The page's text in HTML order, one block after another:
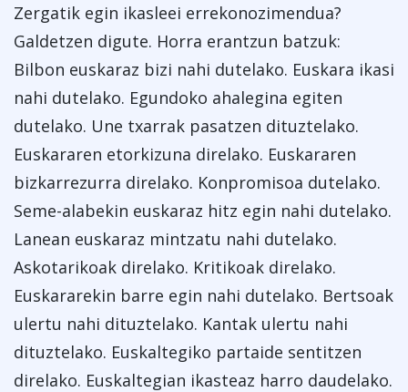
Zergatik egin ikasleei errekonozimendua?
Galdetzen digute. Horra erantzun batzuk:
Bilbon euskaraz bizi nahi dutelako. Euskara ikasi
nahi dutelako. Egundoko ahalegina egiten
dutelako. Une txarrak pasatzen dituztelako.
Euskararen etorkizuna direlako. Euskararen
bizkarrezurra direlako. Konpromisoa dutelako.
Seme-alabekin euskaraz hitz egin nahi dutelako.
Lanean euskaraz mintzatu nahi dutelako.
Askotarikoak direlako. Kritikoak direlako.
Euskararekin barre egin nahi dutelako. Bertsoak
ulertu nahi dituztelako. Kantak ulertu nahi
dituztelako. Euskaltegiko partaide sentitzen
direlako. Euskaltegian ikasteaz harro daudelako.